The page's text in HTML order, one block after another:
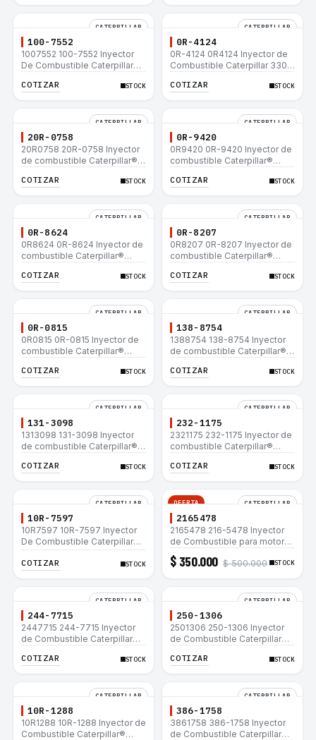
CATERPILLAR
100-7552
1007552 100-7552 Inyector
De Combustible Caterpillar®
12H 140G 950B
COTIZAR STOCK
CATERPILLAR
0R-4124
0R-4124 0R4124 Inyector de
Combustible Caterpillar 3306
160H D6R D6H D6R
COTIZAR STOCK
CATERPILLAR
20R-0758
20R0758 20R-0758 Inyector
de combustible Caterpillar®
657E 631E 988F II
COTIZAR STOCK
CATERPILLAR
0R-9420
0R9420 0R-9420 Inyector de
combustible Caterpillar®
657E 631E 988F II
COTIZAR STOCK
CATERPILLAR
0R-8624
0R8624 0R-8624 Inyector de
combustible Caterpillar®
657E 631E 988F II
COTIZAR STOCK
CATERPILLAR
0R-8207
0R8207 0R-8207 Inyector de
combustible Caterpillar®
657E 631E 988F II
COTIZAR STOCK
CATERPILLAR
0R-0815
0R0815 0R-0815 Inyector de
combustible Caterpillar®
657E 631E 988F II
COTIZAR STOCK
CATERPILLAR
138-8754
1388754 138-8754 Inyector
de combustible Caterpillar®
657E 631E 988F II
COTIZAR STOCK
CATERPILLAR
131-3098
1313098 131-3098 Inyector
de combustible Caterpillar®
657E 631E 988F II
COTIZAR STOCK
CATERPILLAR
232-1175
2321175 232-1175 Inyector de
combustible Caterpillar®
657E 631E 988F II
COTIZAR STOCK
CATERPILLAR
10R-7597
10R7597 10R-7597 Inyector
De Combustible Caterpillar®
320C 320C L
COTIZAR STOCK
OFERTA CATERPILLAR
2165478
2165478 216-5478 Inyector
de Combustible para motor
Caterpillar 3044C
minicargador 236B 246B
$ 350.000 $ 500.000 STOCK
CATERPILLAR
244-7715
2447715 244-7715 Inyector
de Combustible Caterpillar®
980H
COTIZAR STOCK
CATERPILLAR
250-1306
2501306 250-1306 Inyector
de Combustible Caterpillar®
3516C 854G 992G
COTIZAR STOCK
CATERPILLAR
10R-1288
10R1288 10R-1288 Inyector de
Combustible Caterpillar®
CATERPILLAR
386-1758
3861758 386-1758 Inyector
de Combustible Caterpillar®